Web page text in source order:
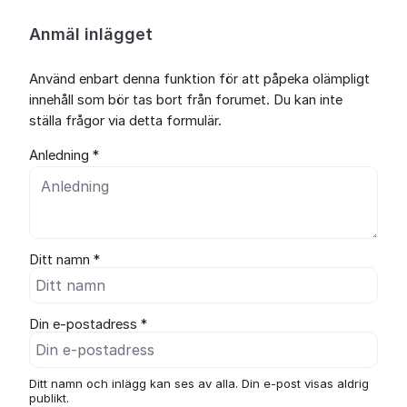
Anmäl inlägget
Använd enbart denna funktion för att påpeka olämpligt
innehåll som bör tas bort från forumet. Du kan inte
ställa frågor via detta formulär.
Anledning *
Ditt namn *
Din e-postadress *
Ditt namn och inlägg kan ses av alla. Din e-post visas aldrig
publikt.